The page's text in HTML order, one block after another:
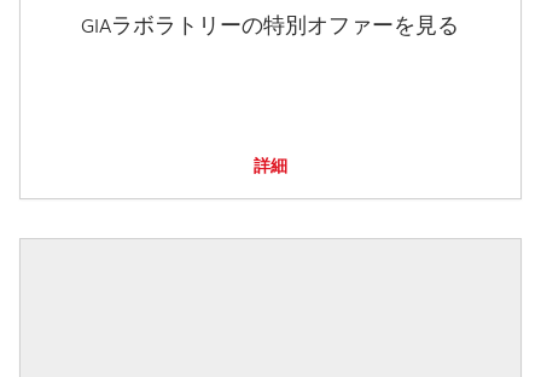
GIAラボラトリーの特別オファーを見る
詳細